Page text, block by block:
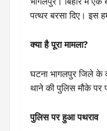
पत्थर बरसा दिए। इस
क्या है पूरा मामला?
घटना भागलपुर जिले के
थाने की पुलिस मौके पर
पुलिस पर हुआ पथराव